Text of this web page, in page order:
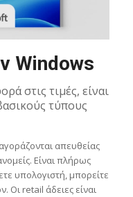
Windows
στις τιμές, είναι
τύπους
απευθείας
Είναι πλήρως
υπολογιστή, μπορείτε
Οι retail άδειες είναι